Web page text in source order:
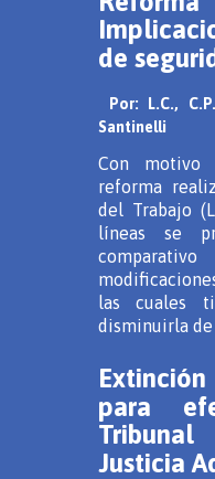
de
Por: L.C.,
Santinelli
Con motivo
reforma
del Trabajo
líneas se
las cuales
disminuirla de
para
Justicia